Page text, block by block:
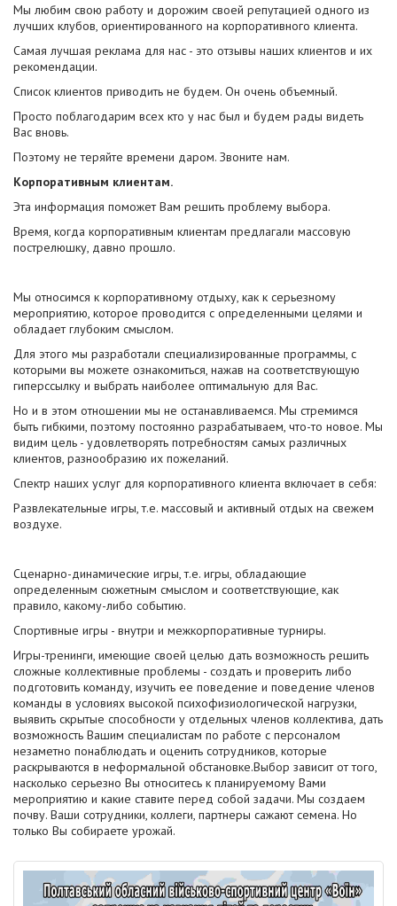
Мы любим свою работу и дорожим своей репутацией одного из
лучших клубов, ориентированного на корпоративного клиента.
Самая лучшая реклама для нас - это отзывы наших клиентов и их
рекомендации.
Список клиентов приводить не будем. Он очень объемный.
Просто поблагодарим всех кто у нас был и будем рады видеть
Вас вновь.
Поэтому не теряйте времени даром. Звоните нам.
Корпоративным клиентам.
Эта информация поможет Вам решить проблему выбора.
Время, когда корпоративным клиентам предлагали массовую
пострелюшку, давно прошло.
Мы относимся к корпоративному отдыху, как к серьезному
мероприятию, которое проводится с определенными целями и
обладает глубоким смыслом.
Для этого мы разработали специализированные программы, с
которыми вы можете ознакомиться, нажав на соответствующую
гиперссылку и выбрать наиболее оптимальную для Вас.
Но и в этом отношении мы не останавливаемся. Мы стремимся
быть гибкими, поэтому постоянно разрабатываем, что-то новое. Мы
видим цель - удовлетворять потребностям самых различных
клиентов, разнообразию их пожеланий.
Спектр наших услуг для корпоративного клиента включает в себя:
Развлекательные игры, т.е. массовый и активный отдых на свежем
воздухе.
Сценарно-динамические игры, т.е. игры, обладающие
определенным сюжетным смыслом и соответствующие, как
правило, какому-либо событию.
Спортивные игры - внутри и межкорпоративные турниры.
Игры-тренинги, имеющие своей целью дать возможность решить
сложные коллективные проблемы - создать и проверить либо
подготовить команду, изучить ее поведение и поведение членов
команды в условиях высокой психофизиологической нагрузки,
выявить скрытые способности у отдельных членов коллектива, дать
возможность Вашим специалистам по работе с персоналом
незаметно понаблюдать и оценить сотрудников, которые
раскрываются в неформальной обстановке.Выбор зависит от того,
насколько серьезно Вы относитесь к планируемому Вами
мероприятию и какие ставите перед собой задачи. Мы создаем
почву. Ваши сотрудники, коллеги, партнеры сажают семена. Но
только Вы собираете урожай.